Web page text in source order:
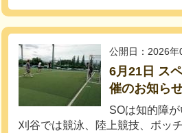
公開日：2026年
6月21日 ス
催のお知ら
SOは知的障
刈谷では競泳、陸上競技、ボッ